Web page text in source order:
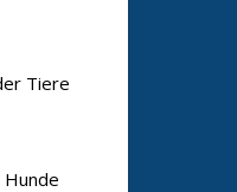
Tiere
Hunde